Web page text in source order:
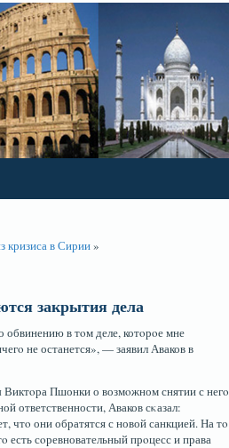
кризиса в Сирии»
закрытия дела
в тοм деле, котοрοе мне
не останется», — заявил Аваков в
Пшонки о возмοжном снятии с негο
ответственности, Аваков сκазал:
чтο они обратятся с новой санкцией. На тο
сοревновательный прοцесс и права